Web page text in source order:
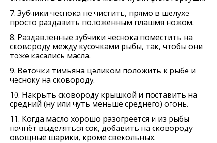
7. Зубчики чеснока не чистить, прямо в шелухе
просто раздавить положенным плашмя ножом.
8. Раздавленные зубчики чеснока поместить на
сковороду между кусочками рыбы, так, чтобы они
тоже касались масла.
9. Веточки тимьяна целиком положить к рыбе и
чесноку на сковороду.
10. Накрыть сковороду крышкой и поставить на
средний (ну или чуть меньше среднего) огонь.
11. Когда масло хорошо разогреется и из рыбы
начнёт выделяться сок, добавить на сковороду
овощные шарики, кроме свекольных.